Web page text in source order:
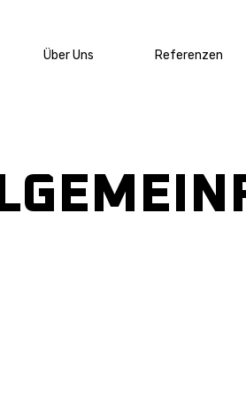
Über Uns Referenzen